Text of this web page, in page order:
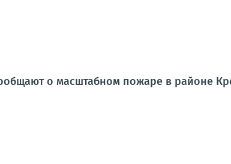
о масштабном пожаре в районе